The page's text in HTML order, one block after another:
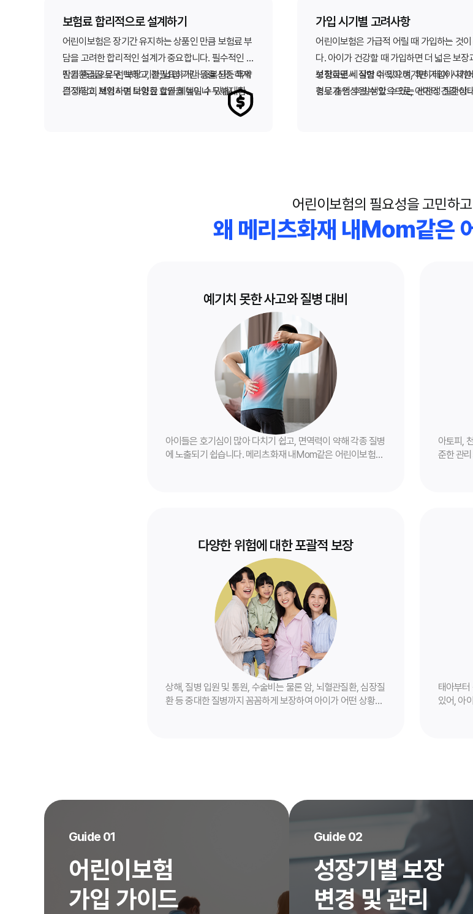
보험료 합리적으로 설계하기
어린이보험은 장기간 유지하는 상품인 만큼 보험료 부
담을 고려한 합리적인 설계가 중요합니다. 필수적인 보
장을 중심으로 선택하고, 불필요하거나 중복되는 특약
은 과감히 제외하여 보험료 효율을 높일 수 있습니다.
만기환급금 유무, 보장 기간, 납입 기간 등을 신중하게
결정하고, 보험사별 다양한 할인 혜택이나 무해지 환급
형 상품을 비교 검토하는 것도 보험료 절감에 도움이
가입 시기별 고려사항
어린이보험은 가급적 어릴 때 가입하는 것이
다. 아이가 건강할 때 가입하면 더 넓은 보장
보험료로 시작할 수 있으며, 특히 태아 시기
경우 출생 후 발생할 수 있는 선천성 질환이
성장하면서 질병 이력이 생기면 가입이 제
험료가 인상될 수 있으므로, 아이의 건강 상
어린이보험의 필요성을 고민하
왜 메리츠화재 내Mom같은
예기치 못한 사고와 질병 대비
아이들은 호기심이 많아 다치기 쉽고, 면역력이 약해 각종 질병
에 노출되기 쉽습니다. 메리츠화재 내Mom같은 어린이보험은
아토피,
준한 관
다양한 위험에 대한 포괄적 보장
상해, 질병 입원 및 통원, 수술비는 물론 암, 뇌혈관질환, 심장질
환 등 중대한 질병까지 꼼꼼하게 보장하여 아이가 어떤 상황에
태아부
있어, 아
Guide 01
어린이보험
가입 가이드
Guide 02
성장기별 보장
변경 및 관리